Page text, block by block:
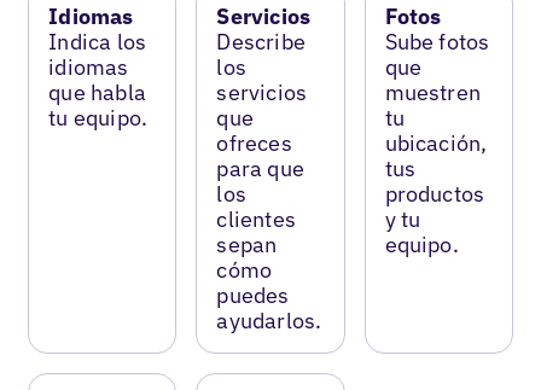
Idiomas
Indica los
idiomas
que habla
tu equipo.
Servicios
Describe
los
servicios
que
ofreces
para que
los
clientes
sepan
cómo
puedes
ayudarlos.
Fotos
Sube fotos
que
muestren
tu
ubicación,
tus
productos
y tu
equipo.